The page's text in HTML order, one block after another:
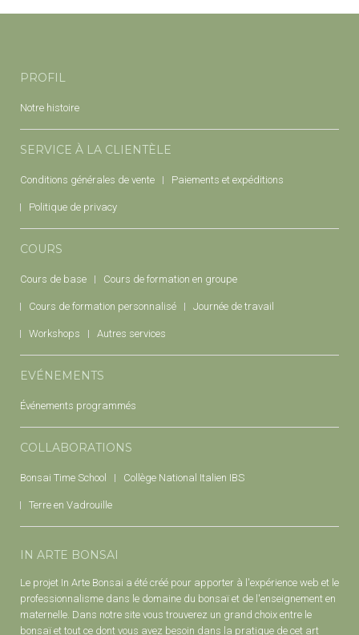
PROFIL
Notre histoire
SERVICE À LA CLIENTÈLE
Conditions générales de vente Paiements et expéditions
Politique de privacy
COURS
Cours de base Cours de formation en groupe
Cours de formation personnalisé Journée de travail
Workshops Autres services
EVÉNEMENTS
Événements programmés
COLLABORATIONS
Bonsai Time School Collège National Italien IBS
Terre en Vadrouille
IN ARTE BONSAI
Le projet In Arte Bonsai a été créé pour apporter à l'expérience web et le
professionnalisme dans le domaine du bonsaï et de l'enseignement en
maternelle. Dans notre site vous trouverez un grand choix entre le
bonsaï et tout ce dont vous avez besoin dans la pratique de cet art